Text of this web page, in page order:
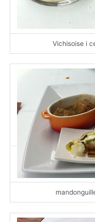
Vichisoise i